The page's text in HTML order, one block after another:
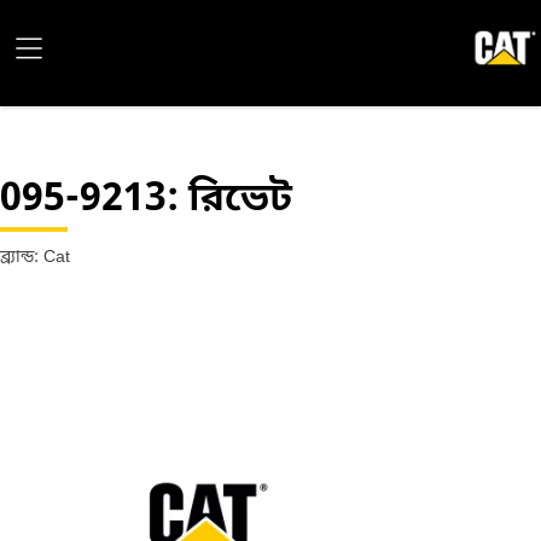
095-9213: রিভেট
ব্র্যান্ড: Cat